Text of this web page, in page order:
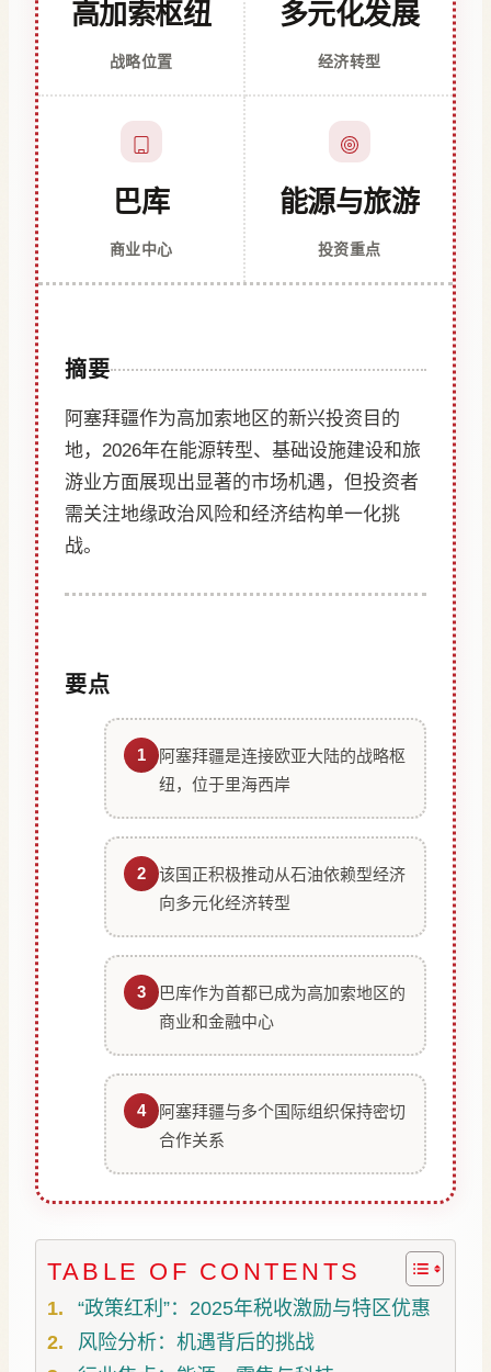
高加索枢纽
战略位置
多元化发展
经济转型
巴库
商业中心
能源与旅游
投资重点
摘要
阿塞拜疆作为高加索地区的新兴投资目的
地，2026年在能源转型、基础设施建设和旅
游业方面展现出显著的市场机遇，但投资者
需关注地缘政治风险和经济结构单一化挑
战。
要点
1
阿塞拜疆是连接欧亚大陆的战略枢
纽，位于里海西岸
2
该国正积极推动从石油依赖型经济
向多元化经济转型
3
巴库作为首都已成为高加索地区的
商业和金融中心
4
阿塞拜疆与多个国际组织保持密切
合作关系
TABLE OF CONTENTS
“政策红利”：2025年税收激励与特区优惠
风险分析：机遇背后的挑战